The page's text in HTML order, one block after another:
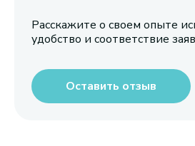
Расскажите о своем опыте
удобство и соответствие
Оставить отзыв